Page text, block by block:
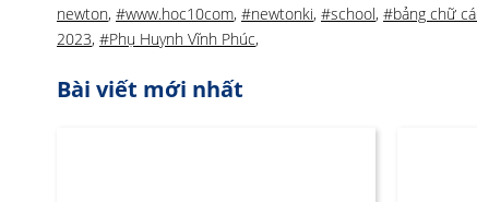
newton, #www.hoc10com, #newtonki, #school, #bảng chữ
2023, #Phụ Huynh Vĩnh Phúc,
Bài viết mới nhất